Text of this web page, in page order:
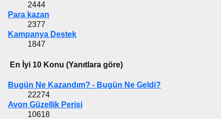
2444
Para kazan
2377
Kampanya Destek
1847
En İyi 10 Konu (Yanıtlara göre)
Bugün Ne Kazandım? - Bugün Ne Geldi?
22274
Avon Güzellik Perisi
10618